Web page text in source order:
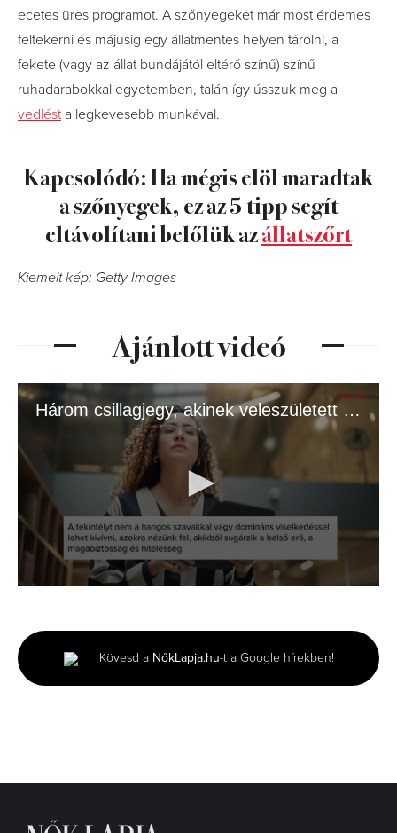
ecetes üres programot. A szőnyegeket már most érdemes
feltekerni és májusig egy állatmentes helyen tárolni, a
fekete (vagy az állat bundájától eltérő színű) színű
ruhadarabokkal egyetemben, talán így ússzuk meg a
vedlésta legkevesebb munkával.
Kapcsolódó: Ha mégis elöl maradtak
a szőnyegek, ez az 5 tipp segít
eltávolítani belőlük azállatszőrt
Kiemelt kép: Getty Images
Ajánlott videó
Három csillagjegy, akinek veleszületett tekintélye van – igazi vezetők
minute,
14
seconds
Kövesd a NőkLapja.hu-t a Google hírekben!